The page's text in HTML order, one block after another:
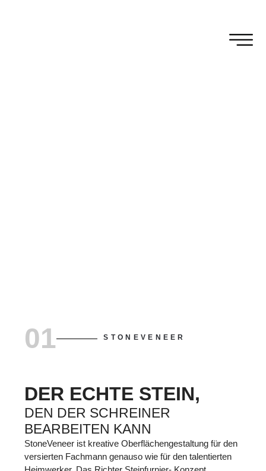
01 STONEVENEER
DER ECHTE STEIN,
DEN DER SCHREINER
BEARBEITEN KANN
StoneVeneer ist kreative Oberflächengestaltung für den
versierten Fachmann genauso wie für den talentierten